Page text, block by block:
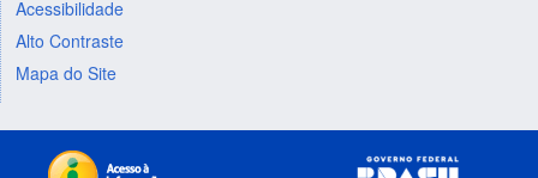
Acessibilidade
Alto Contraste
Mapa do Site